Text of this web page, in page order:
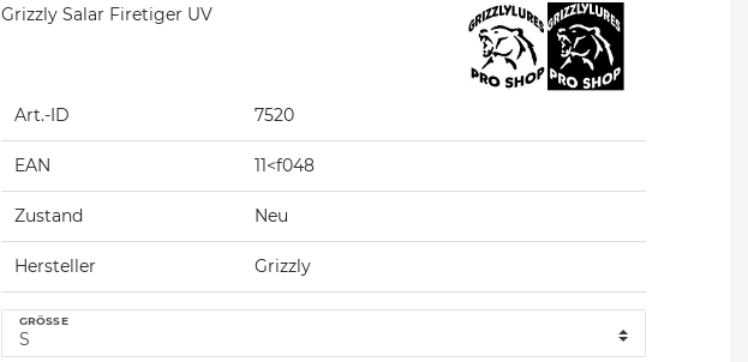
Grizzly Salar Firetiger UV
Art.-ID 7520
EAN 11<f048
Zustand Neu
Hersteller Grizzly
GRÖSSE